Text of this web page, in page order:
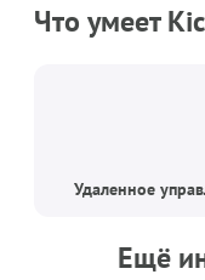
Что умеет
Удаленное
Ещё